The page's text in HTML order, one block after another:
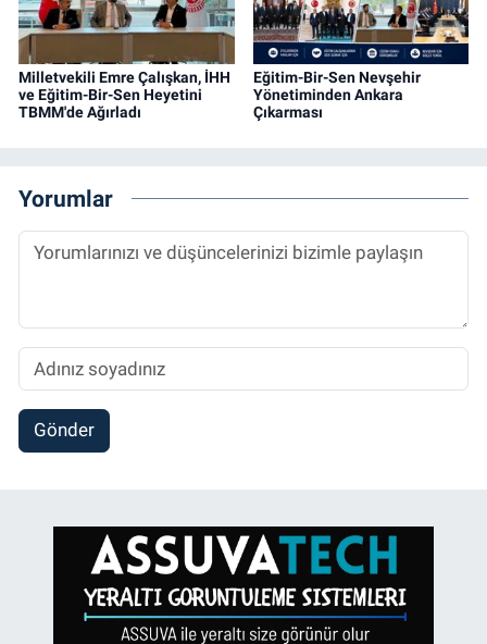
Milletvekili Emre Çalışkan, İHH
ve Eğitim-Bir-Sen Heyetini
TBMM'de Ağırladı
Eğitim-Bir-Sen Nevşehir
Yönetiminden Ankara
Çıkarması
Yorumlar
Gönder